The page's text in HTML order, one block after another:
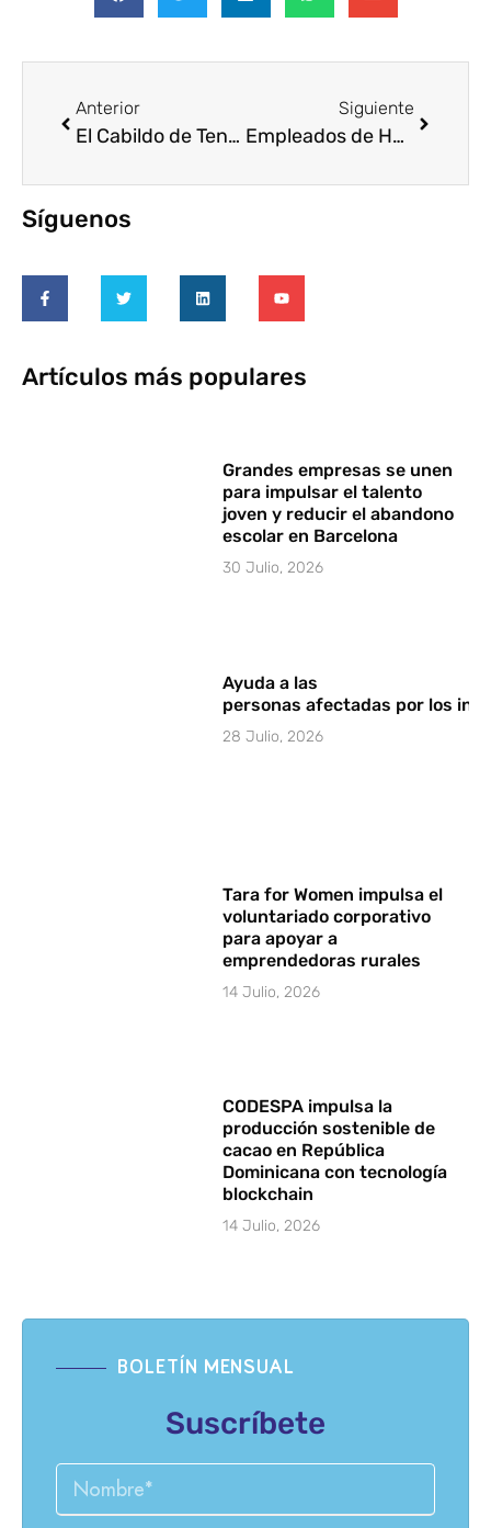
Anterior
El Cabildo de Tenerife fomenta el voluntariado corporativo en los trabajadores de C&amp;A
Siguiente
Empleados de Honeywell participan de manera voluntaria para proveer mejores y más seguros hogares y escuelas a familias de bajos ingresos en México
Síguenos
Artículos más populares
Grandes empresas se unen
para impulsar el talento
joven y reducir el abandono
escolar en Barcelona
30 Julio, 2026
Ayuda a las
personas afectadas por los
28 Julio, 2026
Tara for Women impulsa el
voluntariado corporativo
para apoyar a
emprendedoras rurales
14 Julio, 2026
CODESPA impulsa la
producción sostenible de
cacao en República
Dominicana con tecnología
blockchain
14 Julio, 2026
BOLETÍN MENSUAL
Suscríbete